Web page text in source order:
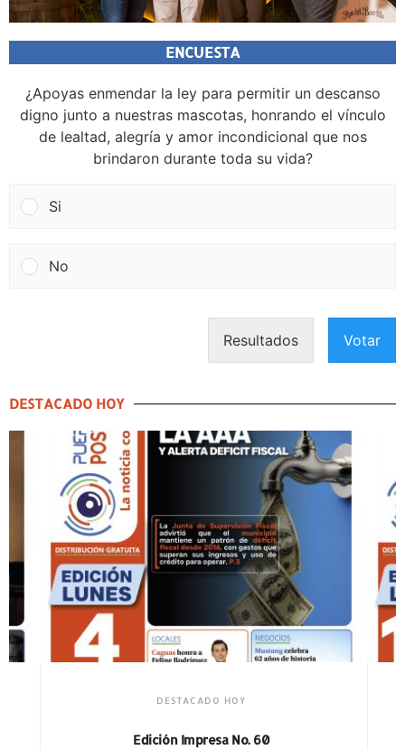
ENCUESTA
¿Apoyas enmendar la ley para permitir un descanso
digno junto a nuestras mascotas, honrando el vínculo
de lealtad, alegría y amor incondicional que nos
brindaron durante toda su vida?
Si
No
Resultados Votar
DESTACADO HOY
DESTACADO HOY
Edición Impresa No. 59